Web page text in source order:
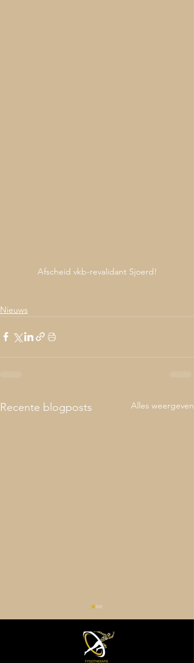
Afscheid vkb-revalidant Sjoerd!
Nieuws
Recente blogposts Alles weergeven